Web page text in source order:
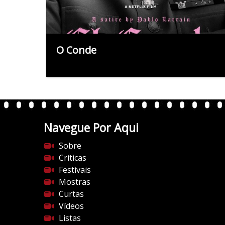
O Conde
Navegue Por Aqui
Sobre
Críticas
Festivais
Mostras
Curtas
Vídeos
Listas